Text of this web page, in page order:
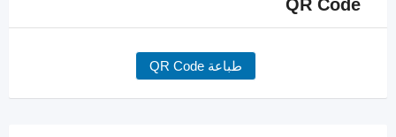
QR Code
طباعة QR Code